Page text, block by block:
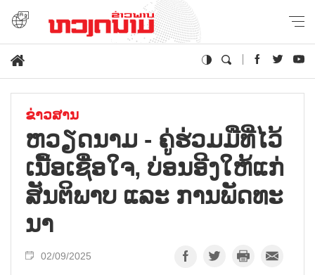
ຂ່າວສານ
ຫວຽດ​ນາມ - ຄູ່​ຮ່ວ​ມ​ມື​ທີ່​ໄວ້​
ເນື້ອ​ເຊື່ອ​ໃຈ, ບ່ອນ​ອີງ​ໃຫ້​ແກ່​
ສັນ​ຕິ​ພາບ ແລະ ການ​ພັດ​ທະ​
ນາ
02/09/2025